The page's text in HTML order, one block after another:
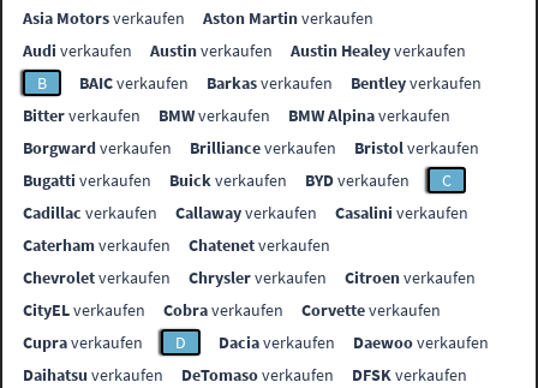
Asia Motorsverkaufen Aston Martinverkaufen
Audi verkaufen Austinverkaufen Austin Healeyverkaufen
B
BAICverkaufen Barkasverkaufen Bentleyverkaufen
Bitterverkaufen BMWverkaufen BMW Alpinaverkaufen
Borgwardverkaufen Brillianceverkaufen Bristolverkaufen
Bugatti verkaufen Buickverkaufen BYDverkaufen
C
Cadillac verkaufen Callawayverkaufen Casalini verkaufen
Caterhamverkaufen Chatenetverkaufen
Chevroletverkaufen Chryslerverkaufen Citroenverkaufen
CityELverkaufen Cobraverkaufen Corvetteverkaufen
Cupraverkaufen D Daciaverkaufen Daewooverkaufen
Daihatsu verkaufen DeTomasoverkaufen DFSKverkaufen